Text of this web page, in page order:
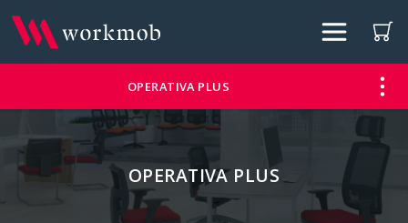
OPERATIVA PLUS
OPERATIVA PLUS